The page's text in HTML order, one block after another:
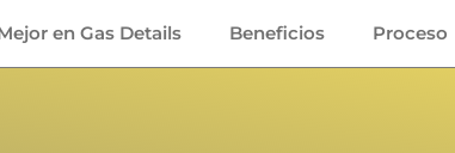
en Gas Details Beneficios Proceso